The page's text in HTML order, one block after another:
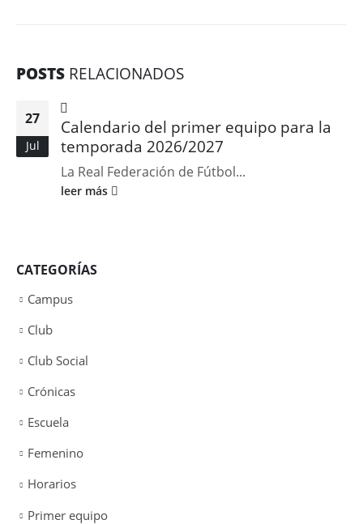
POSTS RELACIONADOS
27
Jul
Calendario del primer equipo para la
temporada 2026/2027
La Real Federación de Fútbol...
leer más
CATEGORÍAS
Campus
Club
Club Social
Crónicas
Escuela
Femenino
Horarios
Primer equipo